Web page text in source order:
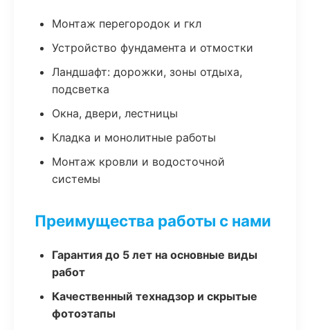
Монтаж перегородок и гкл
Устройство фундамента и отмостки
Ландшафт: дорожки, зоны отдыха,
подсветка
Окна, двери, лестницы
Кладка и монолитные работы
Монтаж кровли и водосточной
системы
Преимущества работы с нами
Гарантия до 5 лет на основные виды
работ
Качественный технадзор и скрытые
фотоэтапы